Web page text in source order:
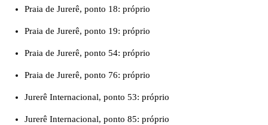
Praia de Jurerê, ponto 18: próprio
Praia de Jurerê, ponto 19: próprio
Praia de Jurerê, ponto 54: próprio
Praia de Jurerê, ponto 76: próprio
Jurerê Internacional, ponto 53: próprio
Jurerê Internacional, ponto 85: próprio